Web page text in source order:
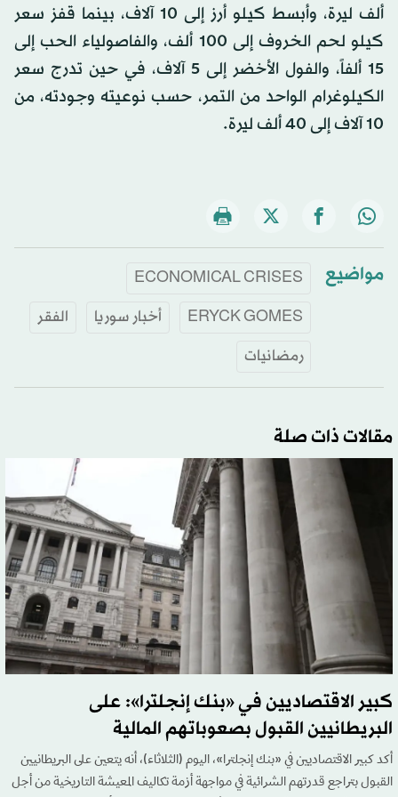
ألف ليرة، وأبسط كيلو أرز إلى 10 آلاف، بينما قفز سعر
كيلو لحم الخروف إلى 100 ألف، والفاصولياء الحب إلى
15 ألفاً، والفول الأخضر إلى 5 آلاف، في حين تدرج سعر
الكيلوغرام الواحد من التمر، حسب نوعيته وجودته، من
10 آلاف إلى 40 ألف ليرة.
مواضيع
ECONOMICAL CRISES
ERYCK GOMES
أخبار سوريا
الفقر
رمضانيات
مقالات ذات صلة
كبير الاقتصاديين في «بنك إنجلترا»: على
البريطانيين القبول بصعوباتهم المالية
أكد كبير الاقتصاديين في «بنك إنجلترا»، اليوم (الثلاثاء)، أنه يتعين على البريطانيين
القبول بتراجع قدرتهم الشرائية في مواجهة أزمة تكاليف المعيشة التاريخية من أجل